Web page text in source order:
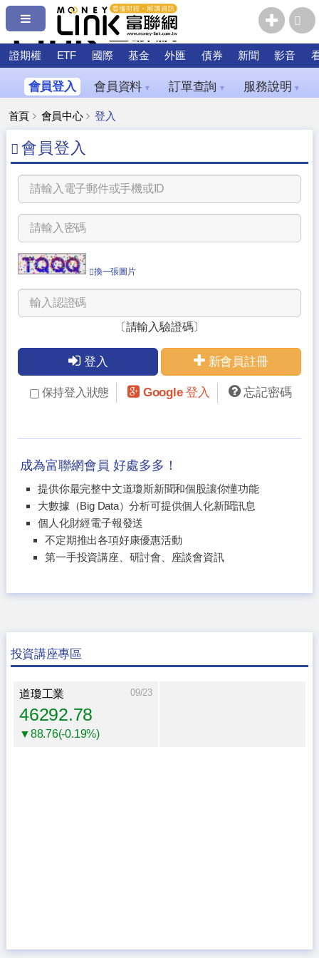
證期權 ETF 國際 基金 外匯 債券 新聞 影音
會員登入 會員資料 ▼ 訂單查詢 ▼ 服務說明 ▼
首頁 會員中心 登入
會員登入
換一張圖片
〔請輸入驗證碼〕
登入 新會員註冊
保持登入狀態 Google 登入 忘記密碼
成為富聯網會員 好處多多！
提供你最完整中文道瓊斯新聞和個股讓你懂功能
大數據（Big Data）分析可提供個人化新聞訊息
個人化財經電子報發送
不定期推出各項好康優惠活動
第一手投資講座、研討會、座談會資訊
投資講座專區
道瓊工業 09/23
46292.78
▼88.76(-0.19%)